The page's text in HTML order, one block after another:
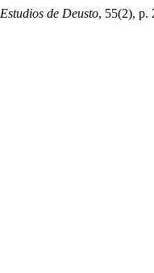
Estudios de Deusto, 55(2), p.